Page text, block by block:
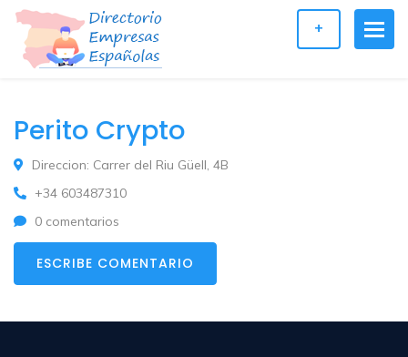
+
Perito Crypto
Direccion: Carrer del Riu Güell, 4B
+34 603487310
0 comentarios
ESCRIBE COMENTARIO